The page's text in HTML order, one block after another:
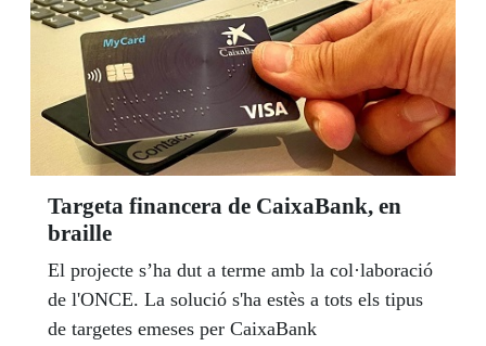
Targeta financera de CaixaBank, en
braille
El projecte s’ha dut a terme amb la col·laboració
de l'ONCE. La solució s'ha estès a tots els tipus
de targetes emeses per CaixaBank